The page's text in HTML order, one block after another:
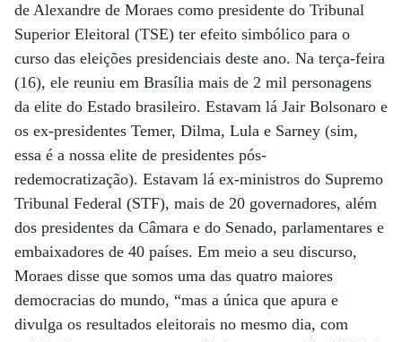
de Alexandre de Moraes como presidente do Tribunal
Superior Eleitoral (TSE) ter efeito simbólico para o
curso das eleições presidenciais deste ano. Na terça-feira
(16), ele reuniu em Brasília mais de 2 mil personagens
da elite do Estado brasileiro. Estavam lá Jair Bolsonaro e
os ex-presidentes Temer, Dilma, Lula e Sarney (sim,
essa é a nossa elite de presidentes pós-
redemocratização). Estavam lá ex-ministros do Supremo
Tribunal Federal (STF), mais de 20 governadores, além
dos presidentes da Câmara e do Senado, parlamentares e
embaixadores de 40 países. Em meio a seu discurso,
Moraes disse que somos uma das quatro maiores
democracias do mundo, “mas a única que apura e
divulga os resultados eleitorais no mesmo dia, com